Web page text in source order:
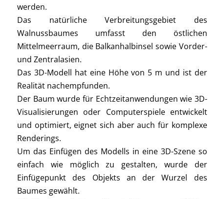
werden.
Das natürliche Verbreitungsgebiet des
Walnussbaumes umfasst den östlichen
Mittelmeerraum, die Balkanhalbinsel sowie Vorder-
und Zentralasien.
Das 3D-Modell hat eine Höhe von 5 m und ist der
Realität nachempfunden.
Der Baum wurde für Echtzeitanwendungen wie 3D-
Visualisierungen oder Computerspiele entwickelt
und optimiert, eignet sich aber auch für komplexe
Renderings.
Um das Einfügen des Modells in eine 3D-Szene so
einfach wie möglich zu gestalten, wurde der
Einfügepunkt des Objekts an der Wurzel des
Baumes gewählt.